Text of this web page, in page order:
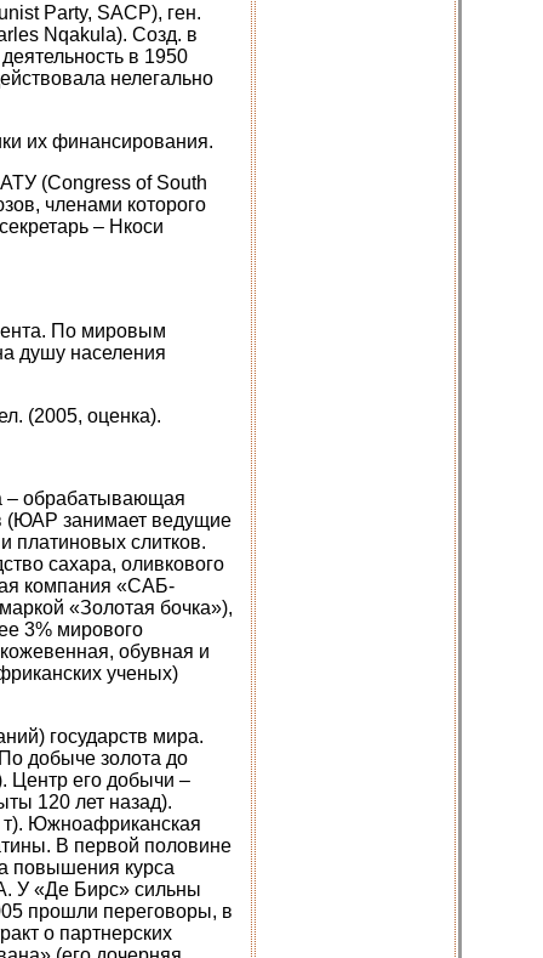
Party, SACP), ген.
Nqakula). Созд. в
в 1950
нелегально
их финансирования.
(Congress of South
членами которого
– Нкоси
По мировым
душу населения
(2005, оценка).
– обрабатывающая
(ЮАР занимает ведущие
платиновых слитков.
сахара, оливкового
компания «САБ-
«Золотая бочка»),
3% мирового
обувная и
ученых)
государств мира.
добыче золота до
Центр его добычи –
120 лет назад).
т). Южноафриканская
В первой половине
повышения курса
У «Де Бирс» сильны
прошли переговоры, в
о партнерских